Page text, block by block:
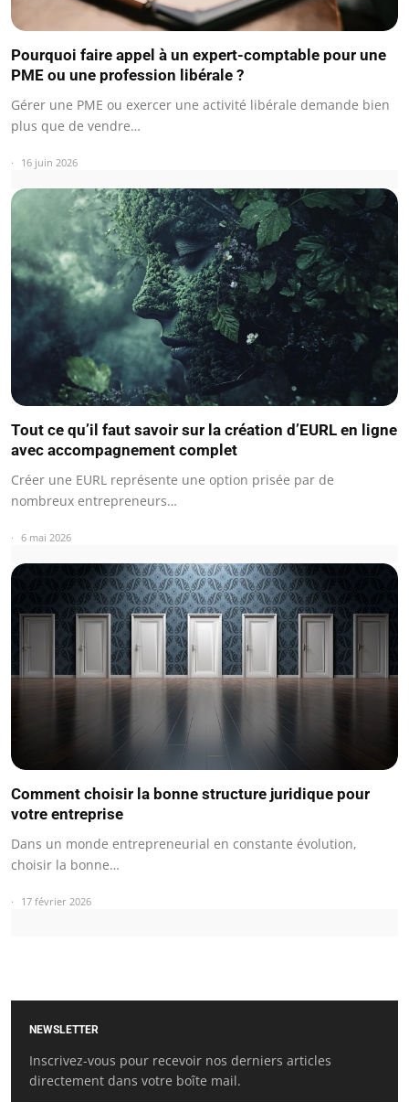
Pourquoi faire appel à un expert-comptable pour une
PME ou une profession libérale ?
Gérer une PME ou exercer une activité libérale demande bien
plus que de vendre…
16 juin 2026
Tout ce qu’il faut savoir sur la création d’EURL en ligne
avec accompagnement complet
Créer une EURL représente une option prisée par de
nombreux entrepreneurs…
6 mai 2026
Comment choisir la bonne structure juridique pour
votre entreprise
Dans un monde entrepreneurial en constante évolution,
choisir la bonne…
17 février 2026
NEWSLETTER
Inscrivez-vous pour recevoir nos derniers articles
directement dans votre boîte mail.